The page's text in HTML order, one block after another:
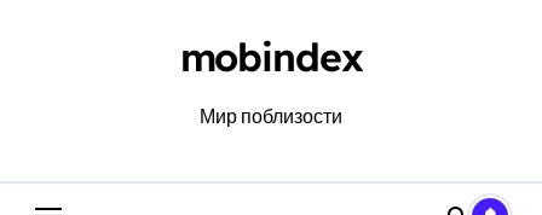
mobindex
Мир поблизости